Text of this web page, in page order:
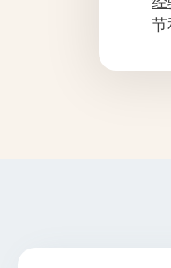
节